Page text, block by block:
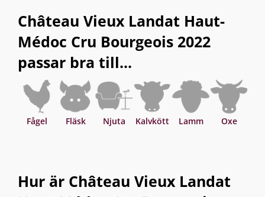
Château Vieux Landat Haut-
Médoc Cru Bourgeois 2022
passar bra till...
Fågel Fläsk Njuta Kalvkött Lamm Oxe
Hur är Château Vieux Landat